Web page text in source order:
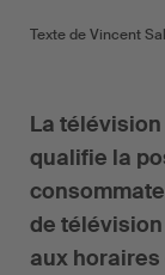
Texte de Vincent
La
qualifie la
de
aux